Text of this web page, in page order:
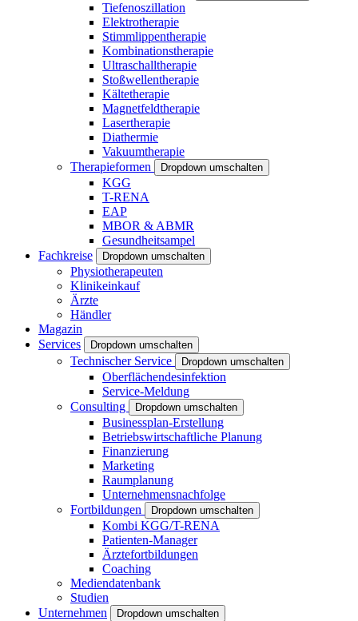
Tiefenoszillation
Elektrotherapie
Stimmlippentherapie
Kombinationstherapie
Ultraschalltherapie
Stoßwellentherapie
Kältetherapie
Magnetfeldtherapie
Lasertherapie
Diathermie
Vakuumtherapie
Therapieformen
Dropdown umschalten
KGG
T-RENA
EAP
MBOR & ABMR
Gesundheitsampel
Fachkreise
Dropdown umschalten
Physiotherapeuten
Klinikeinkauf
Ärzte
Händler
Magazin
Services
Dropdown umschalten
Technischer Service Dropdown umschalten
Oberflächendesinfektion
Service-Meldung
Consulting
Dropdown umschalten
Businessplan-Erstellung
Betriebswirtschaftliche Planung
Finanzierung
Marketing
Raumplanung
Unternehmensnachfolge
Fortbildungen
Dropdown umschalten
Kombi KGG/T-RENA
Patienten-Manager
Ärztefortbildungen
Coaching
Mediendatenbank
Studien
Unternehmen
Dropdown umschalten